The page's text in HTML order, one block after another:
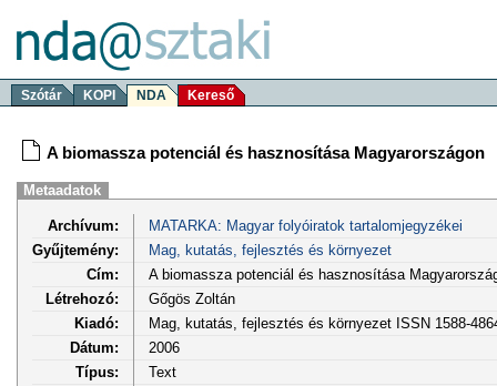
Szótár KOPI NDA Kereső
A biomassza potenciál és hasznosítása Magyarországon
Metaadatok
Archívum:
MATARKA: Magyar folyóiratok tartalomjegyzékei
Gyűjtemény:
Mag, kutatás, fejlesztés és környezet
Cím:
A biomassza potenciál és hasznosítása
Létrehozó:
Gőgös Zoltán
Kiadó:
Mag, kutatás, fejlesztés és környezet ISSN 1588-
Dátum:
2006
Típus:
Text